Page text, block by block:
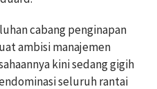
cabang penginapan
ambisi manajemen
kini sedang gigih
seluruh rantai